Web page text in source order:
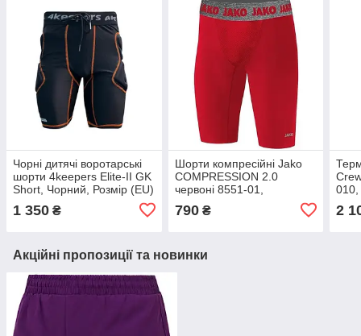
Чорні дитячі воротарські
шорти 4keepers Elite-II GK
Short, Чорний, Розмір (EU)
1 350 ₴
Шорти компресійні Jako
COMPRESSION 2.0
червоні 8551-01,
Червоний, Розмір (EU) —
140cm
790₴
010,
2
Акційні пропозиції та новинки